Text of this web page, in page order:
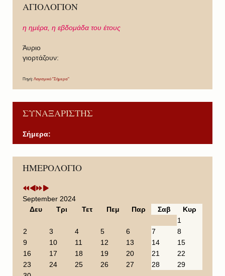
ΑΓΙΟΛΟΓΙΟΝ
η ημέρα, η εβδομάδα του έτους
Άυριο
γιορτάζουν:
Πηγή: Λογισμικό "Σήμερα"
ΣΥΝΑΞΑΡΙΣΤΗΣ
Σήμερα:
ΗΜΕΡΟΛΟΓΙΟ
P
r
v
i
e
a
r
P
r
v
i
o
n
t
N
e
t
Y
e
N
e
t
M
September 2024
Δευ
Τρι Τετ Πεμ Παρ Σαβ
Κυρ
1
2
3 4 5 6 7
8
9
10 11 12 13 14
15
16
17 18 19 20 21
22
23
24 25 26 27 28
29